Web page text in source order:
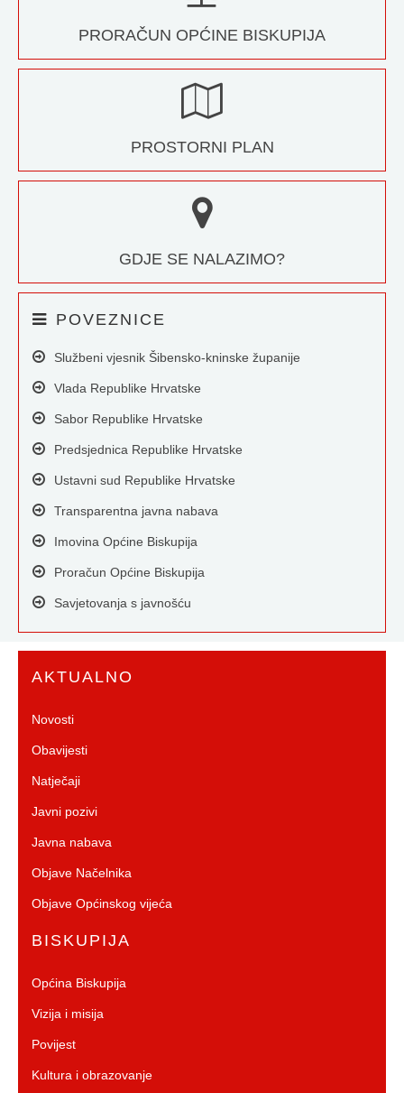
PRORAČUN OPĆINE BISKUPIJA
PROSTORNI PLAN
GDJE SE NALAZIMO?
POVEZNICE
Službeni vjesnik Šibensko-kninske županije
Vlada Republike Hrvatske
Sabor Republike Hrvatske
Predsjednica Republike Hrvatske
Ustavni sud Republike Hrvatske
Transparentna javna nabava
Imovina Općine Biskupija
Proračun Općine Biskupija
Savjetovanja s javnošću
AKTUALNO
Novosti
Obavijesti
Natječaji
Javni pozivi
Javna nabava
Objave Načelnika
Objave Općinskog vijeća
BISKUPIJA
Općina Biskupija
Vizija i misija
Povijest
Kultura i obrazovanje